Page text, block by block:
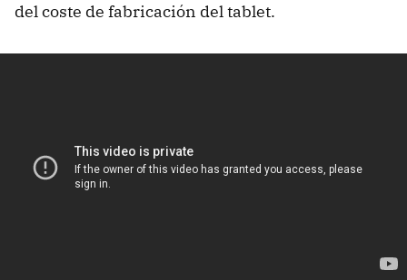
del coste de fabricación del tablet.